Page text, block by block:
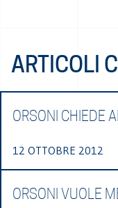
ARTICOLI
ORSONI CHIEDE
12 OTTOBRE 2012
ORSONI VUOLE